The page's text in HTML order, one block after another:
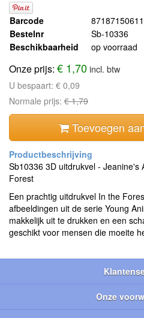
Barcode
Bestelnr
Sb-10336
Beschikbaarheid
op voorraad
Onze prijs: € 1,70incl. btw
U bespaart: € 0,09
Normale prijs: € 1,79
Toevoegen
Sb10336 3D uitdrukvel - Jeanine's
Forest
Een prachtig uitdrukvel In the
afbeeldingen uit de serie Young
makkelijk uit te drukken en een
geschikt voor mensen die moeite
Onze